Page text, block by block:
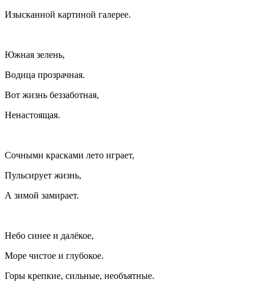
Изысканной картиной галерее.
Южная зелень,
Водица прозрачная.
Вот жизнь беззаботная,
Ненастоящая.
Сочными красками лето играет,
Пульсирует жизнь,
А зимой замирает.
Небо синее и далёкое,
Море чистое и глубокое.
Горы крепкие, сильные, необъятные.